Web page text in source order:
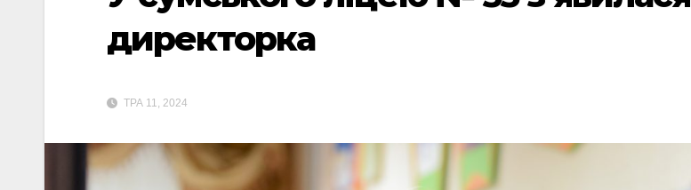
директорка
ТРА 11, 2024